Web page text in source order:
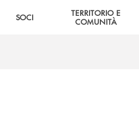
SOCI
TERRITORIO E
COMUNITÀ